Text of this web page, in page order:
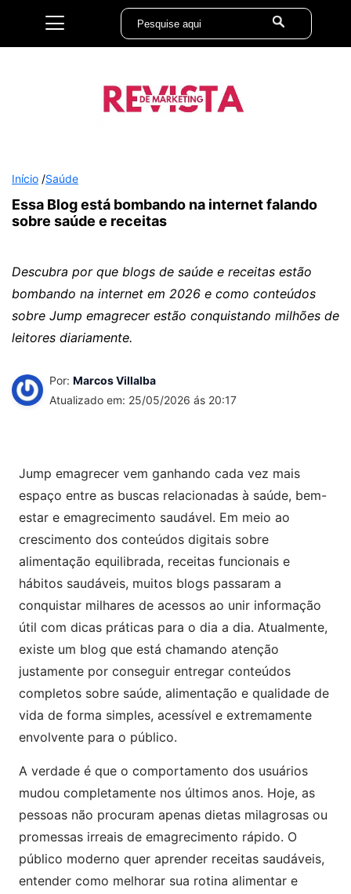
Início /Saúde
Essa Blog está bombando na internet falando
sobre saúde e receitas
Descubra por que blogs de saúde e receitas estão
bombando na internet em 2026 e como conteúdos
sobre Jump emagrecer estão conquistando milhões de
leitores diariamente.
Por: Marcos Villalba
Atualizado em: 25/05/2026 ás 20:17
Jump emagrecer vem ganhando cada vez mais
espaço entre as buscas relacionadas à saúde, bem-
estar e emagrecimento saudável. Em meio ao
crescimento dos conteúdos digitais sobre
alimentação equilibrada, receitas funcionais e
hábitos saudáveis, muitos blogs passaram a
conquistar milhares de acessos ao unir informação
útil com dicas práticas para o dia a dia. Atualmente,
existe um blog que está chamando atenção
justamente por conseguir entregar conteúdos
completos sobre saúde, alimentação e qualidade de
vida de forma simples, acessível e extremamente
envolvente para o público.
A verdade é que o comportamento dos usuários
mudou completamente nos últimos anos. Hoje, as
pessoas não procuram apenas dietas milagrosas ou
promessas irreais de emagrecimento rápido. O
público moderno quer aprender receitas saudáveis,
entender como melhorar sua rotina alimentar e